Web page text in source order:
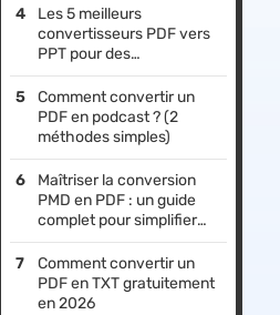
Les 5 meilleurs
convertisseurs PDF vers
PPT pour des
conversions de haute
qualité
Comment convertir un
PDF en podcast ? (2
méthodes simples)
Maîtriser la conversion
PMD en PDF : un guide
complet pour simplifier
votre flux de travail
Comment convertir un
PDF en TXT gratuitement
en 2026